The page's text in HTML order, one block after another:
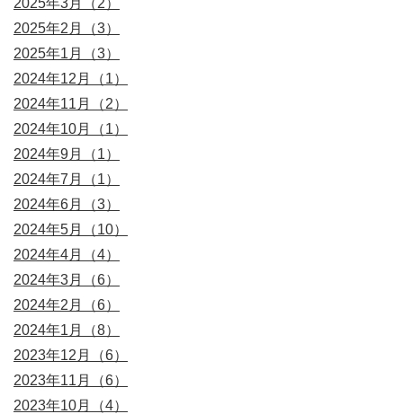
2025年3月（2）
2025年2月（3）
2025年1月（3）
2024年12月（1）
2024年11月（2）
2024年10月（1）
2024年9月（1）
2024年7月（1）
2024年6月（3）
2024年5月（10）
2024年4月（4）
2024年3月（6）
2024年2月（6）
2024年1月（8）
2023年12月（6）
2023年11月（6）
2023年10月（4）